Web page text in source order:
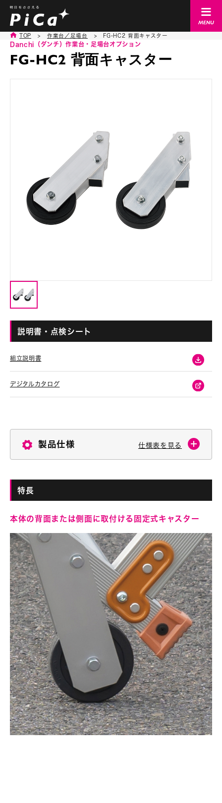
TOP > 作業台／足場台 > FG-HC2 背面キャスター
FG-HC2 背面キャスター
Danchi（ダンチ）作業台・足場台オプション
説明書・点検シート
組立説明書
デジタルカタログ
製品仕様 仕様表を見る
特長
本体の背面または側面に取付ける固定式キャスター